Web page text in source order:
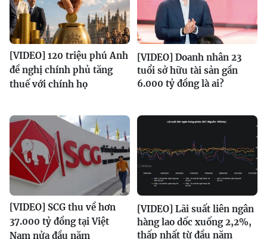
[VIDEO] 120 triệu phú Anh
đề nghị chính phủ tăng
thuế với chính họ
[VIDEO] Doanh nhân 23
tuổi sở hữu tài sản gần
6.000 tỷ đồng là ai?
[VIDEO] SCG thu về hơn
37.000 tỷ đồng tại Việt
Nam nửa đầu năm
[VIDEO] Lãi suất liên ngân
hàng lao dốc xuống 2,2%,
thấp nhất từ đầu năm